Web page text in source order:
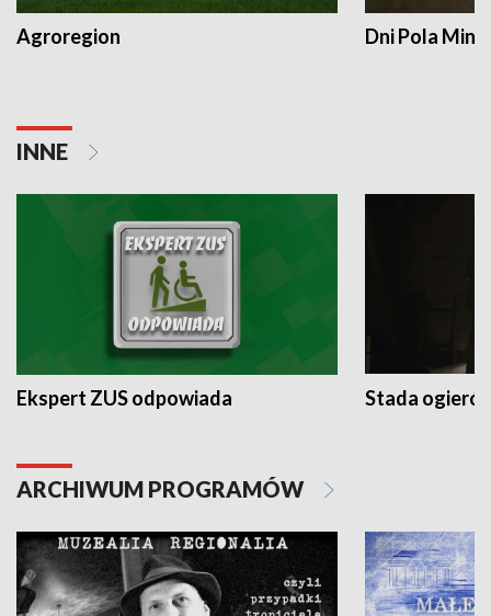
Agroregion Dni Pola
INNE
Ekspert ZUS odpowiada Stada
ARCHIWUM PROGRAMÓW